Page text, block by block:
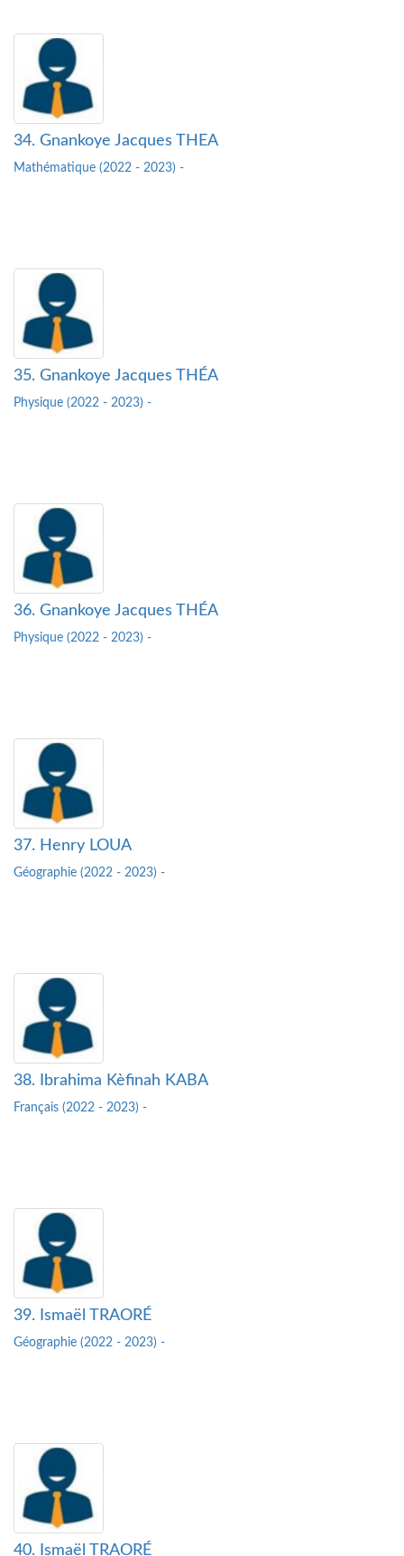
34. Gnankoye Jacques THEA
Mathématique (2022 - 2023) -
35. Gnankoye Jacques THÉA
Physique (2022 - 2023) -
36. Gnankoye Jacques THÉA
Physique (2022 - 2023) -
37. Henry LOUA
Géographie (2022 - 2023) -
38. Ibrahima Kèfinah KABA
Français (2022 - 2023) -
39. Ismaël TRAORÉ
Géographie (2022 - 2023) -
40. Ismaël TRAORÉ